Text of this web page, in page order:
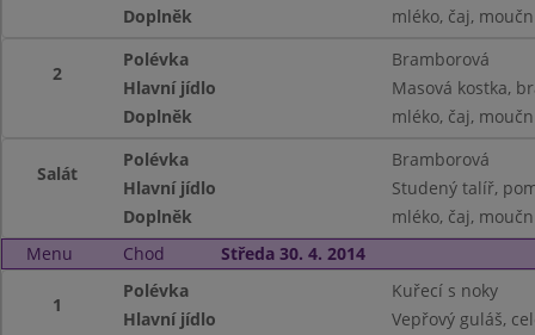
Doplněk
mléko, čaj,
2
Polévka
Bramborová
Hlavní jídlo
Masová kostka,
Doplněk
mléko, čaj,
Salát
Polévka
Bramborová
Hlavní jídlo
Studený talíř,
Doplněk
mléko, čaj,
Menu
Chod Středa 30. 4. 2014
1
Polévka
Kuřecí s noky
Hlavní jídlo
Vepřový guláš,